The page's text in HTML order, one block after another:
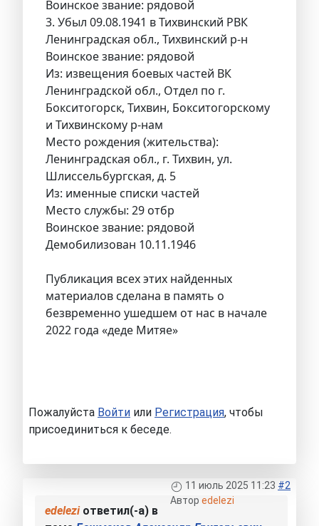
Воинское звание: рядовой
3. Убыл 09.08.1941 в Тихвинский РВК
Ленинградская обл., Тихвинский р-н
Воинское звание: рядовой
Из: извещения боевых частей ВК
Ленинградской обл., Отдел по г.
Бокситогорск, Тихвин, Бокситогорскому
и Тихвинскому р-нам
Место рождения (жительства):
Ленинградская обл., г. Тихвин, ул.
Шлиссельбургская, д. 5
Из: именные списки частей
Место службы: 29 отбр
Воинское звание: рядовой
Демобилизован 10.11.1946
Публикация всех этих найденных
материалов сделана в память о
безвременно ушедшем от нас в начале
2022 года «деде Митяе»
Пожалуйста Войти или Регистрация, чтобы
присоединиться к беседе.
11 июль 2025 11:23 #2
Автор edelezi
edeleziответил(-а) в